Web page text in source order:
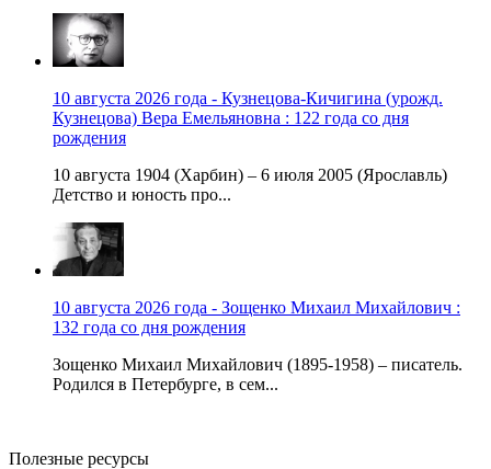
10 августа 2026 года - Кузнецова-Кичигина (урожд.
Кузнецова) Вера Емельяновна : 122 года со дня
рождения
10 августа 1904 (Харбин) – 6 июля 2005 (Ярославль)
Детство и юность про...
10 августа 2026 года - Зощенко Михаил Михайлович :
132 года со дня рождения
Зощенко Михаил Михайлович (1895-1958) – писатель.
Родился в Петербурге, в сем...
Полезные ресурсы